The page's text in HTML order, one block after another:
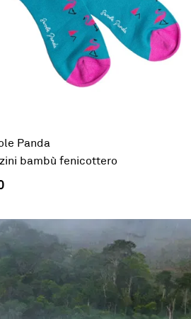
Panda
bambù fenicottero